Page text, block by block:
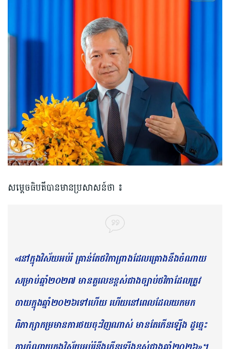
សម្ដេចធិបតីបានមានប្រសាសន៍ថា​ ៖
«នៅក្នុងវិស័យ​អប់រំ គ្រាន់តែថវិកា​ព្រាង​ដែលគ្រោង​នឹង​ចំណាយ
សម្រាប់ឆ្នាំ២០២៧ មានតួលេខ​​ខ្ពស់ជាង​ច្បាប់ថវិកាដែល​ត្រូវ​
ចាយ​ក្នុងឆ្នាំ២០២៦ទៅហើយ ហើយនៅពេល​ដែល​យកមក
ពិភាក្សា​កម្រមានការថយចុះវិញណាស់ មានតែកើនឡើង​ ដូច្នេះ​